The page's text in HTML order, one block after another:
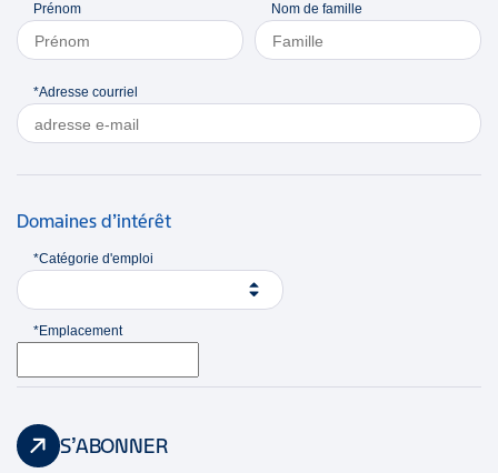
Prénom Nom de famille
*Adresse courriel
Domaines d’intérêt
*Catégorie d'emploi
*Emplacement
S’ABONNER